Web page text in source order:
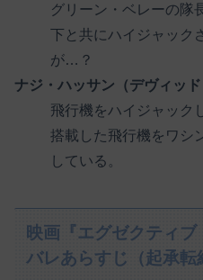
グリーン・ベレーの隊
下と共にハイジャック
が…？
ナジ・ハッサン（デヴィッド
飛行機をハイジャック
搭載した飛行機をワシ
している。
映画『エグゼクティブ
バレあらすじ（起承転